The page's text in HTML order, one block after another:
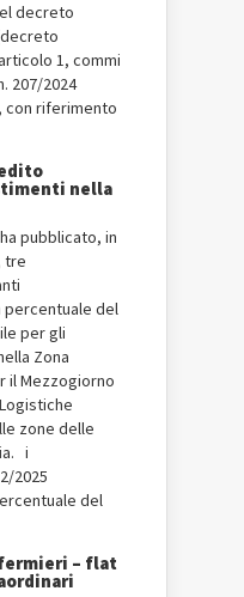
decreto
1, commi
207/2024
con riferimento
nella
pubblicato, in
tre
percentuale del
per gli
Zona
il Mezzogiorno
zone delle
i
2025
del
– flat